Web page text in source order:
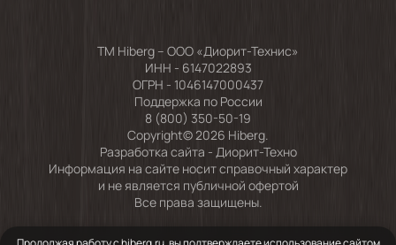
TM Hiberg – ООО «Диорит-Технис»
ИНН - 6147022893
ОГРН - 1046147000437
Поддержка по России
8 (800) 350-50-19
Copyright© 2026 Hiberg.
Разработка сайта - Диорит-Техно
Информация на сайте носит справочный характер
и не является публичной офертой
Все права защищены.